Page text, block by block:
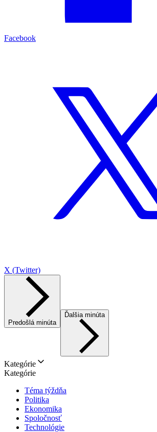
Facebook
X (Twitter)
Predošlá minúta
Ďalšia minúta
Kategórie
Kategórie
Téma týždňa
Politika
Ekonomika
Spoločnosť
Technológie